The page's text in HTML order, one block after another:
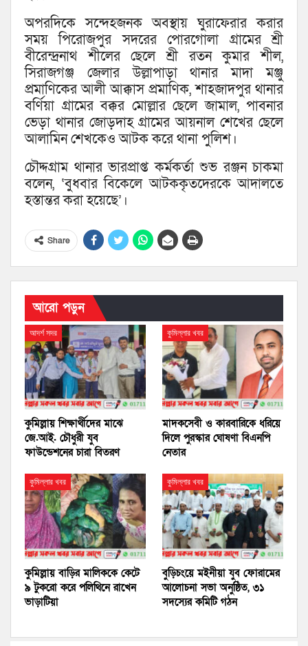
অপরদিকে সন্দেহজনক অবস্থায় ঘুরাফেরার করার
সময় পিরোজপুর সদরের পোরগোলা গ্রামের শ্রী
বীরেন্দ্রনাথ শীলের ছেলে শ্রী রতন কুমার শীল,
সিরাজগঞ্জ জেলার উল্লাপাড়া থানার মাদা মঞ্জু
প্রমাণিকের আলী আক্কাস প্রমাণিক, শাহজাদপুর থানার
বর্ণিয়া গ্রামের বক্কর মোল্লার ছেলে জামাল, পাবনার
ভেড়া থানার জোড়দাহ গ্রামের আয়নাল শেখের ছেলে
আলামিন শেখকেও আটক করে থানা পুলিশ।
চৌদ্দগ্রাম থানার ভারপ্রাপ্ত কর্মকর্তা শুভ রঞ্জন চাকমা
বলেন, ‘বুধবার বিকেলে আটককৃতদেরকে আদালতে
হস্তান্তর করা হয়েছে’।
Share
আরো পড়ুন
আদর্শ সদর
কুমিল্লায় শিক্ষার্থীদের মাঝে
জে.আই. চৌধুরী যুব
ফাউন্ডেশনের চারা বিতরণ
কুমিল্লার খবর
মাদকসেবী ও কারবারিকে ধরিয়ে
দিলে পুরস্কার ঘোষণা বিএনপি
নেতার
কুমিল্লার খবর
কুমিল্লায় বাড়ির মালিককে কেটে
৯ টুকরো করে পলিথিনে রাখেন
ভাড়াটিয়া
কুমিল্লার খবর
বুড়িচংয়ে মইনীয়া যুব ফোরামের
আলোচনা সভা অনুষ্ঠিত, ৩১
সদস্যের কমিটি গঠন